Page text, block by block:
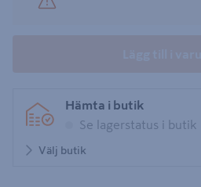
Hämta i butik
Se lagerstatus i butik
Välj butik